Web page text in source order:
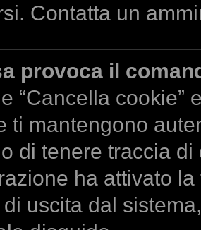
Contatta un
provoca il
“Cancella
ti mantengono
di tenere traccia
ha attivato
uscita dal